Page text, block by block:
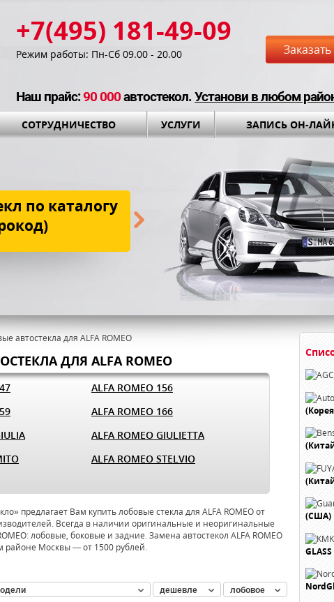
+7(495) 181-49-09
Режим работы: Пн-Сб 09.00 - 20.00
Наш прайс:90 000автостекол.Установи в любом
СОТРУДНИЧЕСТВО УСЛУГИ ЗАПИСЬ ОН-
по каталогу
Бесплатная
установки и установочный
автостекла для ALFA ROMEO
ДЛЯ ALFA ROMEO
ALFA ROMEO 156
ALFA ROMEO 166
ALFA ROMEO GIULIETTA
ALFA ROMEO STELVIO
предлагает Вам купить лобовые стекла для ALFA ROMEO от
Всегда в наличии оригинальные и неоригинальные
лобовые, боковые и задние. Замена автостекол ALFA ROMEO
районе Москвы — от 1500 рублей.
дешевле лобовое
(США)